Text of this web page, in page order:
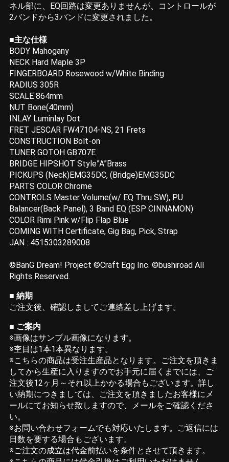
ネル部に、EQ回路は変更ありませんが、コントロールが
2バンドから3バンドに変更されました。
■主な仕様
BODY Mahogany
NECK Hard Maple 3P
FINGERBOARD Rosewood w/White Binding
RADIUS 305R
SCALE 864mm
NUT Bone(40mm)
INLAY Luminlay Dot
FRET JESCAR FW47104-NS, 21 Frets
CONSTRUCTION Bolt-on
TUNER GOTOH GB707E
BRIDGE HIPSHOT Style”A”Brass
PICKUPS (Neck)EMG35DC, (Bridge)EMG35DC
PARTS COLOR Chrome
CONTROLS Master Volume(w/ EQ Thru SW), PU
Balancer(Back Panel), 3 Band EQ (ESP CINNAMON)
COLOR Rimi Pink w/Flip Flap Blue
COMING WITH Certificate, Gig Bag, Pick, Strap
JAN : 4515303289008
©BanG Dream! Project ©Craft Egg Inc. ©bushiroad All
Rights Reserved.
■ 納期
ご注文後、確認しましてご連絡差し上げます。
■ ご案内
※画像はサンプル画像になります。
※杢目は1本1本異なります。
※こちらの商品は受注生産品となります。ご注文を頂きま
してから生産に入りますのでお手元に届くまでには、ご
注文後12ヶ月～それ以上かかる場合もございます。詳し
い納期につきましては、ご注文を頂きましたお客様にメ
ールにてお知らせ致しますので、メールをご確認くださ
い。
※お問い合わせフォームでも対応いたします。ご返信には
日数を要する場合もございます。
※ご注文の成立は代金前払いを条件とさせて頂きます。